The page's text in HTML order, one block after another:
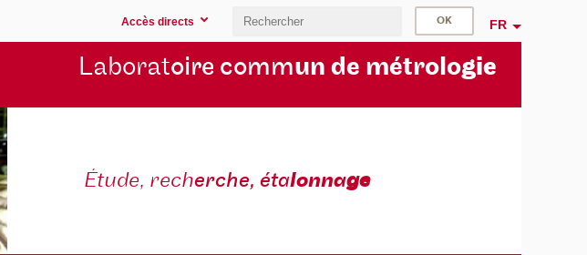
Accès directs FR
Laboratoire commun de métrologie
Étude, recherche, étalonnage